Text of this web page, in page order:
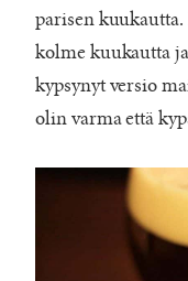
parisen
kolme kuukautta
kypsynyt versio
olin varma että